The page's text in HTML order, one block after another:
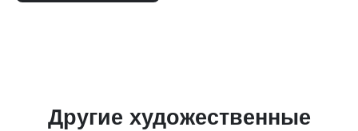
Другие художественные